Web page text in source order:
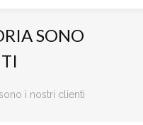
SONO
i nostri clienti